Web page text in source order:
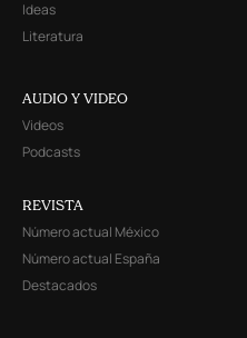
Ideas
Literatura
AUDIO Y VIDEO
Videos
Podcasts
REVISTA
Número actual México
Número actual España
Destacados